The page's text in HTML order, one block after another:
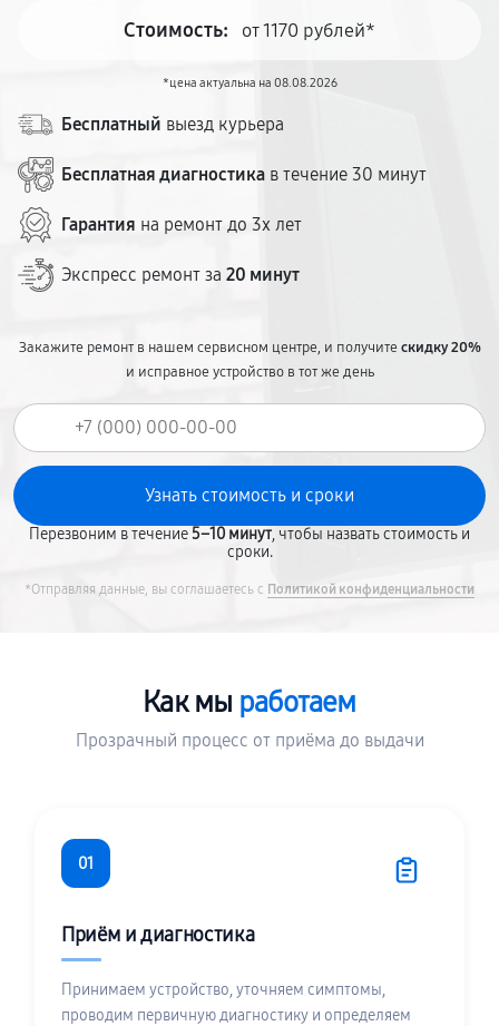
Стоимость: от 1170 рублей*
*цена актуальна на 08.08.2026
Бесплатный выезд курьера
Бесплатная диагностика в течение 30 минут
Гарантия на ремонт до 3х лет
Экспресс ремонт за 20 минут
Закажите ремонт в нашем сервисном центре, и получитескидку 20%
и исправное устройство в тот же день
Перезвоним в течение5–10 минут, чтобы назвать стоимость и
сроки.
*Отправляя данные, вы соглашаетесь с Политикой конфиденциальности
Как мы работаем
Прозрачный процесс от приёма до выдачи
01
Приём и диагностика
Принимаем устройство, уточняем симптомы,
проводим первичную диагностику и определяем